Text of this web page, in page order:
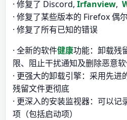
· 修复了 Discord, Irfanview,
· 修复了某些版本的 Firefox 偶
· 修复了所有已知的错误
· 全新的软件健康功能：卸载残
限、阻止干扰通知及删除恶意
· 更强大的卸载引擎：采用先进
残留文件更彻底
· 更深入的安装监视器：可以记
项（包括启动项）